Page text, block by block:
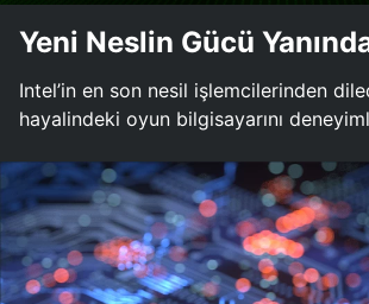
Yeni Neslin Gücü
Intel’in en son nesil işlemcilerinden
hayalindeki oyun bilgisayarını